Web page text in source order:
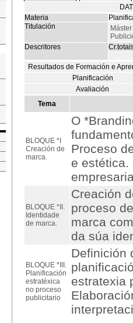
Materia
Titulación
Descritores
Resultados de Formación e
Planificación
Avaliación
Tema
BLOQUE *I
Creación de
marca.
O
Proceso
e estética.
BLOQUE *II.
Identidade
de marca.
Creación
proceso
marca
da súa
BLOQUE *III.
Planificación
estratéxica
no proceso
publicitario
Definición
estratexia